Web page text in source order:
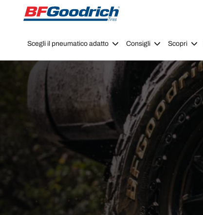
Go to page content
Go to page navigation
Scegli il pneumatico adatto Consigli Scopri